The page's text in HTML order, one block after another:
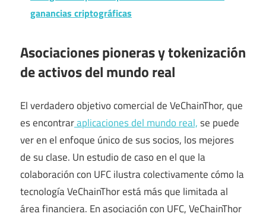
ganancias criptográficas
Asociaciones pioneras y tokenización
de activos del mundo real
El verdadero objetivo comercial de VeChainThor, que
es encontraraplicaciones del mundo real,se puede
ver en el enfoque único de sus socios, los mejores
de su clase. Un estudio de caso en el que la
colaboración con UFC ilustra colectivamente cómo la
tecnología VeChainThor está más que limitada al
área financiera. En asociación con UFC, VeChainThor